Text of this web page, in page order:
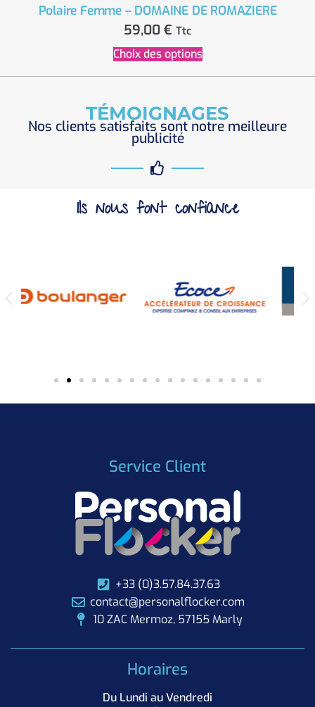
Polaire Femme – DOMAINE DE ROMAZIERE
59,00 € Ttc
Choix des options
TÉMOIGNAGES
Nos clients satisfaits sont notre meilleure
publicité
Ils nous font confiance
Service Client
+33 (0)3.57.84.37.63
contact@personalflocker.com
10 ZAC Mermoz, 57155 Marly
Horaires
Du Lundi au Vendredi